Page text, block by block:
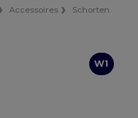
Accessoires
Schorten
W1